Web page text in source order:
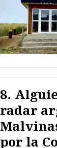
radar
por la